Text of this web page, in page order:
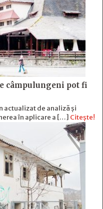
câmpulungeni pot fi
actualizat de analiză și
în aplicare a […] Citește!